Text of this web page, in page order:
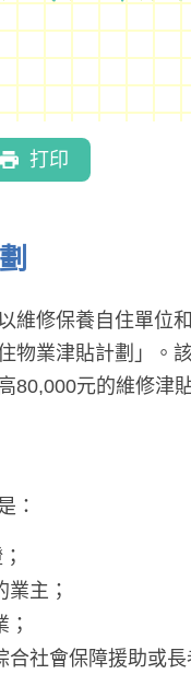
打印
維修保養自住單位
物業津貼計劃」。
80,000元的維修津
：
主；
合社會保障援助或